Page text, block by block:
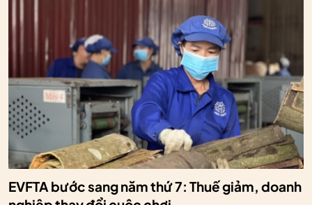
EVFTA bước sang năm thứ 7: Thuế giảm, doanh